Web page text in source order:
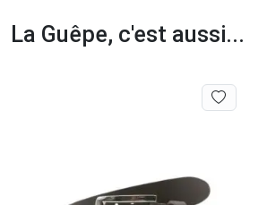
La Guêpe, c'est aussi...